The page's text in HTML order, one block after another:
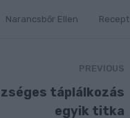
Narancsbőr Ellen Recept
PREVIOUS
táplálkozás
egyik titka